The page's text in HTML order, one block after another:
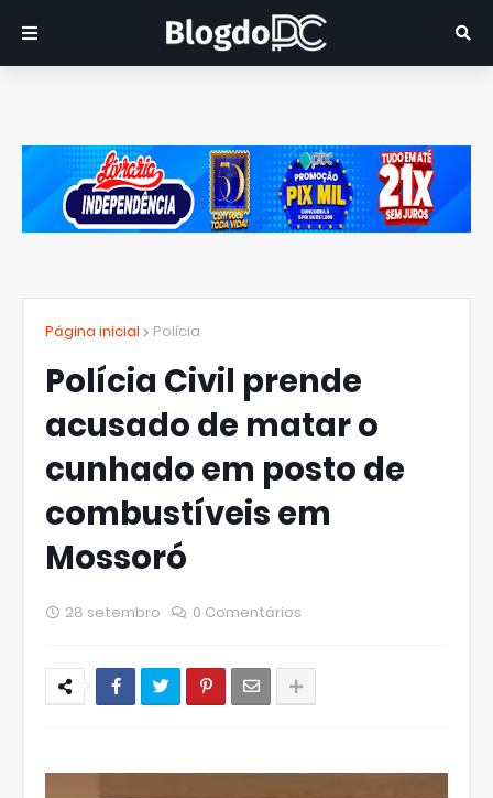
Página inicial Polícia
Polícia Civil prende
acusado de matar o
cunhado em posto de
combustíveis em
Mossoró
28 setembro 0 Comentários